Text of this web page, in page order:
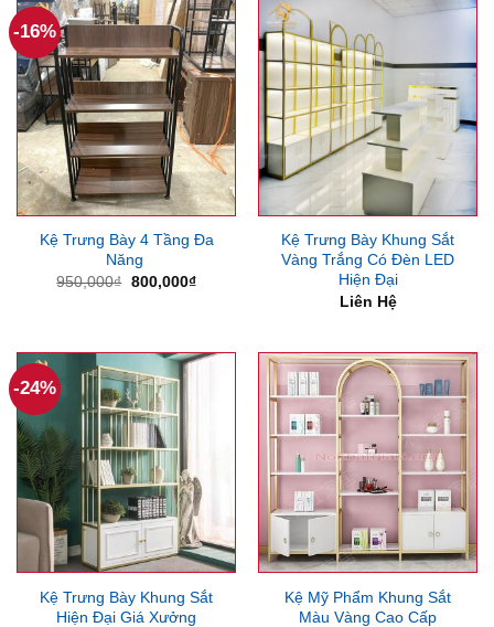
-16%
Kệ Trưng Bày 4 Tầng Đa
Năng
950,000₫ Giá
800,000₫Giá
Kệ Trưng Bày Khung Sắt
Vàng Trắng Có Đèn LED
Hiện Đại
Liên Hệ
-24%
Kệ Trưng Bày Khung Sắt
Hiện Đại Giá Xưởng
Kệ Mỹ Phẩm Khung Sắt
Màu Vàng Cao Cấp